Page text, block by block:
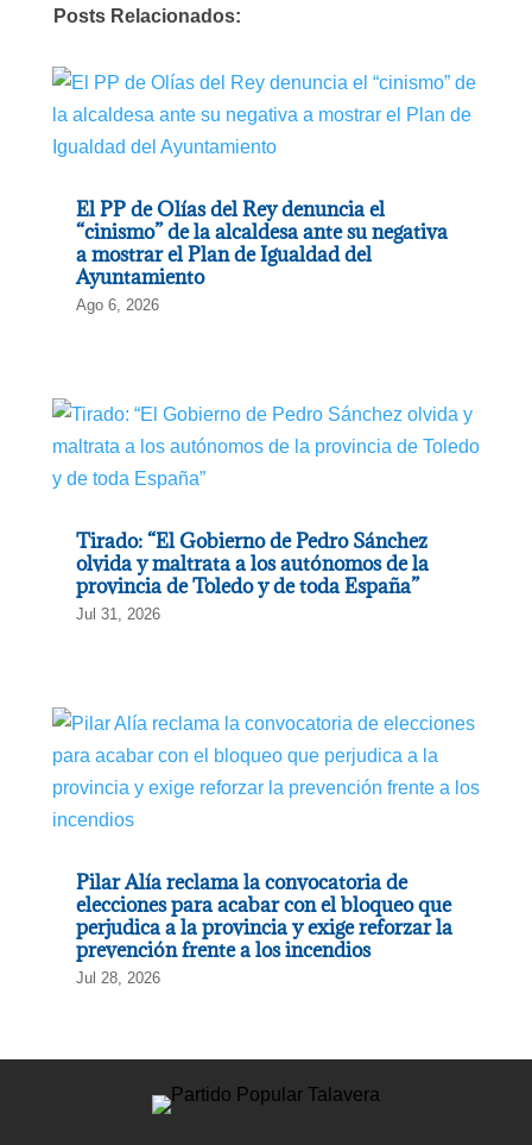
Posts Relacionados:
El PP de Olías del Rey denuncia el
“cinismo” de la alcaldesa ante su negativa
a mostrar el Plan de Igualdad del
Ayuntamiento
Ago 6, 2026
Tirado: “El Gobierno de Pedro Sánchez
olvida y maltrata a los autónomos de la
provincia de Toledo y de toda España”
Jul 31, 2026
Pilar Alía reclama la convocatoria de
elecciones para acabar con el bloqueo que
perjudica a la provincia y exige reforzar la
prevención frente a los incendios
Jul 28, 2026